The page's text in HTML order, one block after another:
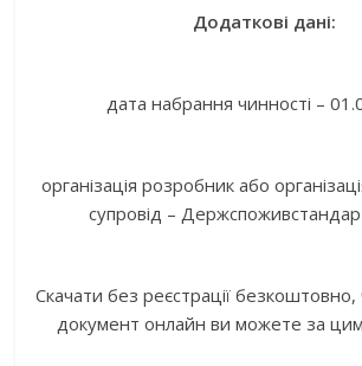
Додаткові дані:
дата набрання чинності –
організація розробник або
супровід –
Скачати без реєстрації
документ онлайн ви можете за